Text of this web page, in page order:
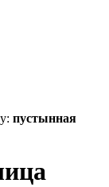
пустынная